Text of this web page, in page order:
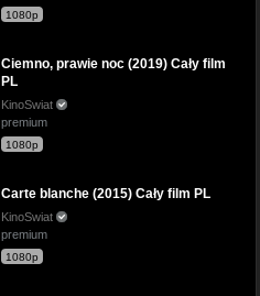
1080p
Ciemno, prawie noc (2019) Cały film
PL
KinoSwiat
premium
1080p
Carte blanche (2015) Cały film PL
KinoSwiat
premium
1080p